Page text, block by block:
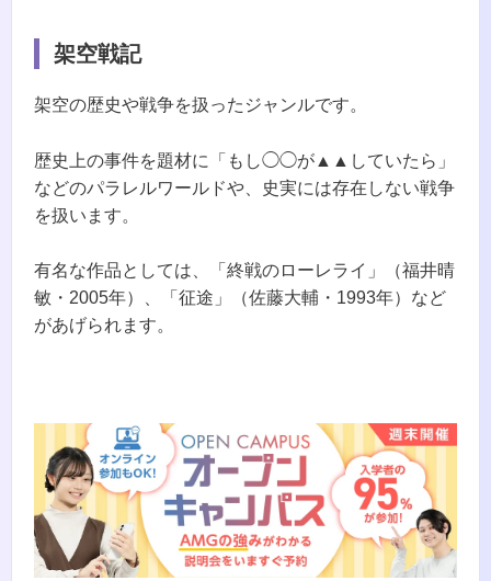
架空戦記
架空の歴史や戦争を扱ったジャンルです。
歴史上の事件を題材に「もし◯◯が▲▲していたら」
などのパラレルワールドや、史実には存在しない戦争
を扱います。
有名な作品としては、「終戦のローレライ」（福井晴
敏・2005年）、「征途」（佐藤大輔・1993年）など
があげられます。